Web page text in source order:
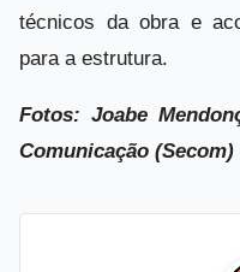
técnicos da obra e
para a estrutura.
Fotos: Joabe
Comunicação